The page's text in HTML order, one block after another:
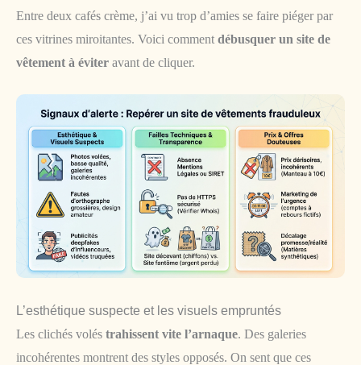
Entre deux cafés crème, j’ai vu trop d’amies se faire piéger par
ces vitrines miroitantes. Voici comment débusquer un site de
vêtement à éviter avant de cliquer.
L’esthétique suspecte et les visuels empruntés
Les clichés volés trahissent vite l’arnaque. Des galeries
incohérentes montrent des styles opposés. On sent que ces